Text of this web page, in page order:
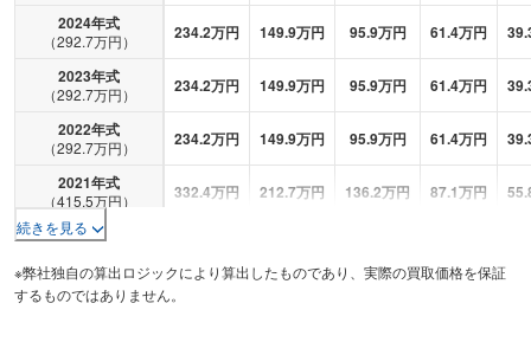
2024年式
（292.7万円） 234.2万円 149.9万円 95.9万円 61.4万円
2023年式
（292.7万円） 234.2万円 149.9万円 95.9万円 61.4万円
2022年式
（292.7万円） 234.2万円 149.9万円 95.9万円 61.4万円
2021年式
（415.5万円） 332.4万円 212.7万円 136.2万円 87.1万円
2020年式
2019年式
（230.7万円） 184.6
続きを見る
※弊社独自の算出ロジックにより算出したものであり、実際の買取価格を保証
するものではありません。